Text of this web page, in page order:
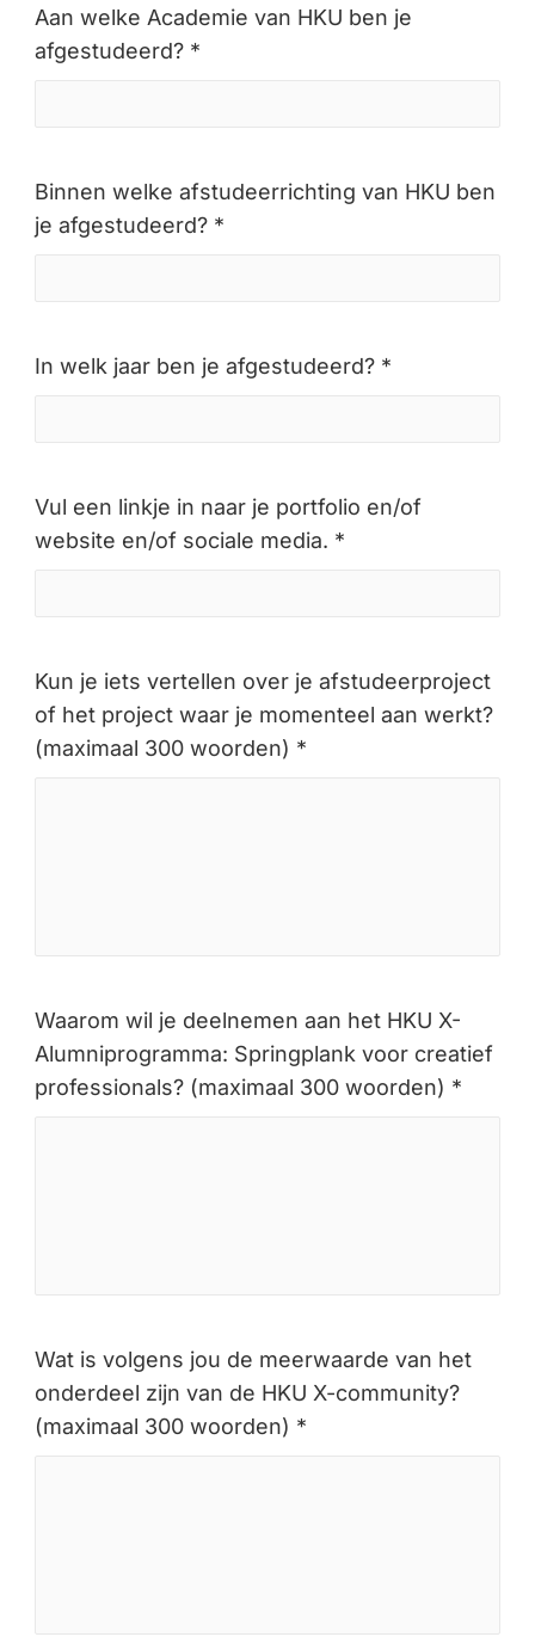
Aan welke Academie van HKU ben je
afgestudeerd? *
Binnen welke afstudeerrichting van HKU ben
je afgestudeerd? *
In welk jaar ben je afgestudeerd? *
Vul een linkje in naar je portfolio en/of
website en/of sociale media. *
Kun je iets vertellen over je afstudeerproject
of het project waar je momenteel aan werkt?
(maximaal 300 woorden) *
Waarom wil je deelnemen aan het HKU X-
Alumniprogramma: Springplank voor creatief
professionals? (maximaal 300 woorden) *
Wat is volgens jou de meerwaarde van het
onderdeel zijn van de HKU X-community?
(maximaal 300 woorden) *